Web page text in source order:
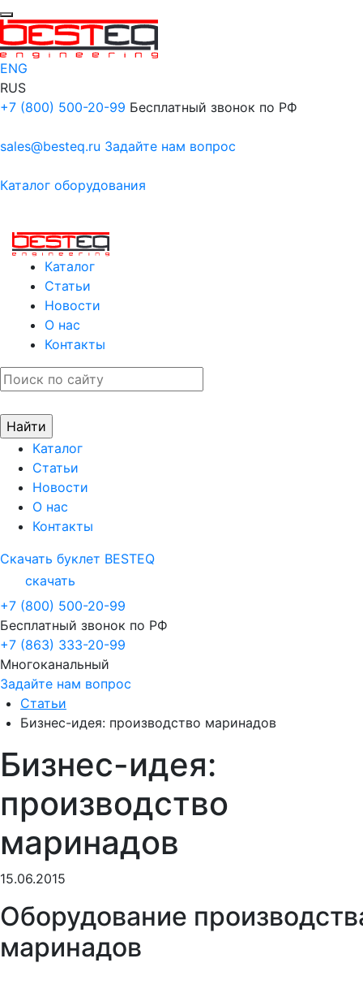
ENG
RUS
+7 (800) 500-20-99 Бесплатный звонок по РФ
sales@besteq.ru Задайте нам вопрос
Каталог оборудования
Каталог
Статьи
Новости
О нас
Контакты
Каталог
Статьи
Новости
О нас
Контакты
Скачать буклет BESTEQ
скачать
+7 (800) 500-20-99
Бесплатный звонок по РФ
+7 (863) 333-20-99
Многоканальный
Задайте нам вопрос
Статьи
Бизнес-идея: производство маринадов
Бизнес-идея:
производство
маринадов
15.06.2015
Оборудование
маринадов